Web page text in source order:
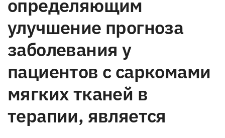
определяющим
улучшение прогноза
заболевания у
пациентов с саркомами
мягких тканей в
терапии, является